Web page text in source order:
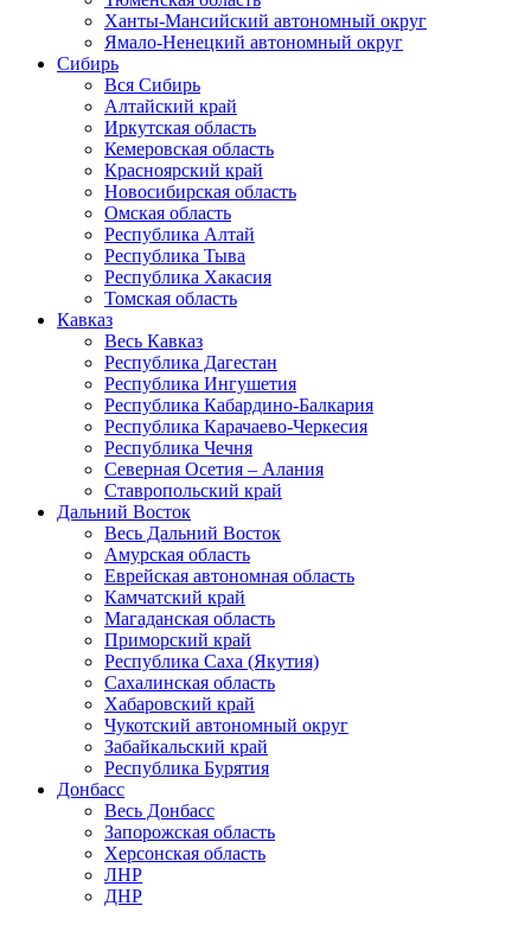
Ханты-Мансийский автономный округ
Ямало-Ненецкий автономный округ
Сибирь
Вся Сибирь
Алтайский край
Иркутская область
Кемеровская область
Красноярский край
Новосибирская область
Омская область
Республика Алтай
Республика Тыва
Республика Хакасия
Томская область
Кавказ
Весь Кавказ
Республика Дагестан
Республика Ингушетия
Республика Кабардино-Балкария
Республика Карачаево-Черкесия
Республика Чечня
Северная Осетия – Алания
Ставропольский край
Дальний Восток
Весь Дальний Восток
Амурская область
Еврейская автономная область
Камчатский край
Магаданская область
Приморский край
Республика Саха (Якутия)
Сахалинская область
Хабаровский край
Чукотский автономный округ
Забайкальский край
Республика Бурятия
Донбасс
Весь Донбасс
Запорожская область
Херсонская область
ЛНР
ДНР